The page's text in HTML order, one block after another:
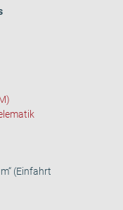
(Einfahrt